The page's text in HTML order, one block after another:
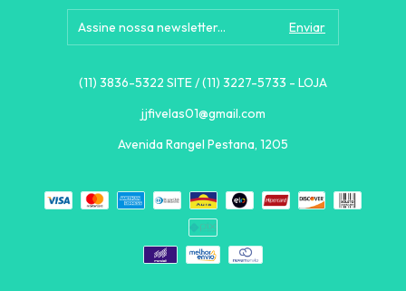
(11) 3836-5322 SITE / (11) 3227-5733 - LOJA
jjfivelas01@gmail.com
Avenida Rangel Pestana, 1205